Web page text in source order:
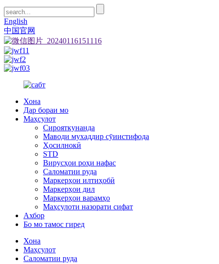
English
中国官网
Хона
Дар бораи мо
Маҳсулот
Сирояткунанда
Маводи мухаддир сӯиистифода
Ҳосилнокӣ
STD
Вирусҳои роҳи нафас
Саломатии руда
Маркерҳои илтиҳобӣ
Маркерҳои дил
Маркерҳои варамҳо
Маҳсулоти назорати сифат
Ахбор
Бо мо тамос гиред
Хона
Маҳсулот
Саломатии руда